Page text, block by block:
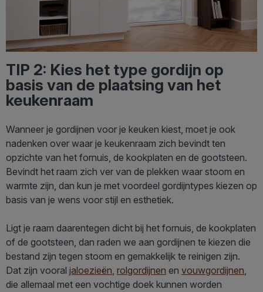
TIP 2: Kies het type gordijn op
basis van de plaatsing van het
keukenraam
Wanneer je gordijnen voor je keuken kiest, moet je ook
nadenken over waar je keukenraam zich bevindt ten
opzichte van het fornuis, de kookplaten en de gootsteen.
Bevindt het raam zich ver van de plekken waar stoom en
warmte zijn, dan kun je met voordeel gordijntypes kiezen op
basis van je wens voor stijl en esthetiek.
Ligt je raam daarentegen dicht bij het fornuis, de kookplaten
of de gootsteen, dan raden we aan gordijnen te kiezen die
bestand zijn tegen stoom en gemakkelijk te reinigen zijn.
Dat zijn vooral jaloezieën, rolgordijnen en vouwgordijnen,
die allemaal met een vochtige doek kunnen worden